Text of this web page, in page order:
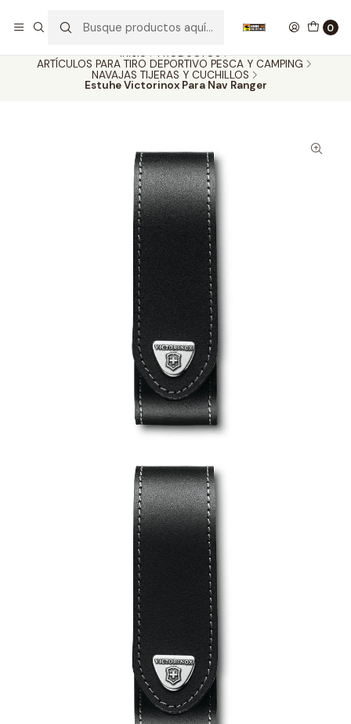
0
Inicio
PRODUCTOS
ARTÍCULOS PARA TIRO DEPORTIVO PESCA Y CAMPING
NAVAJAS TIJERAS Y CUCHILLOS
Estuhe Victorinox Para Nav Ranger